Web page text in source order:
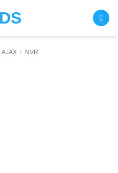
AJAX / NVR